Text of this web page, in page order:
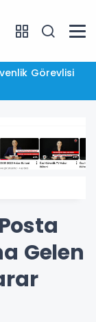
Gelen